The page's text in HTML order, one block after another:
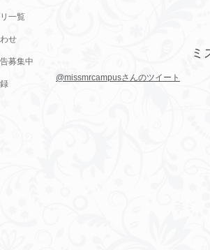
一覧
せ
募集中
ミ
@missmrcampusさんのツイート